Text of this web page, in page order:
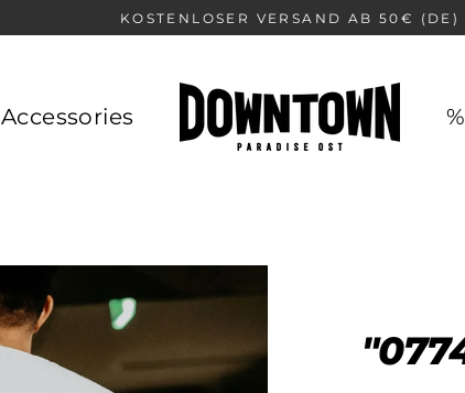
KOSTENLOSER VERSAND AB 50€ (DE)
Accessories